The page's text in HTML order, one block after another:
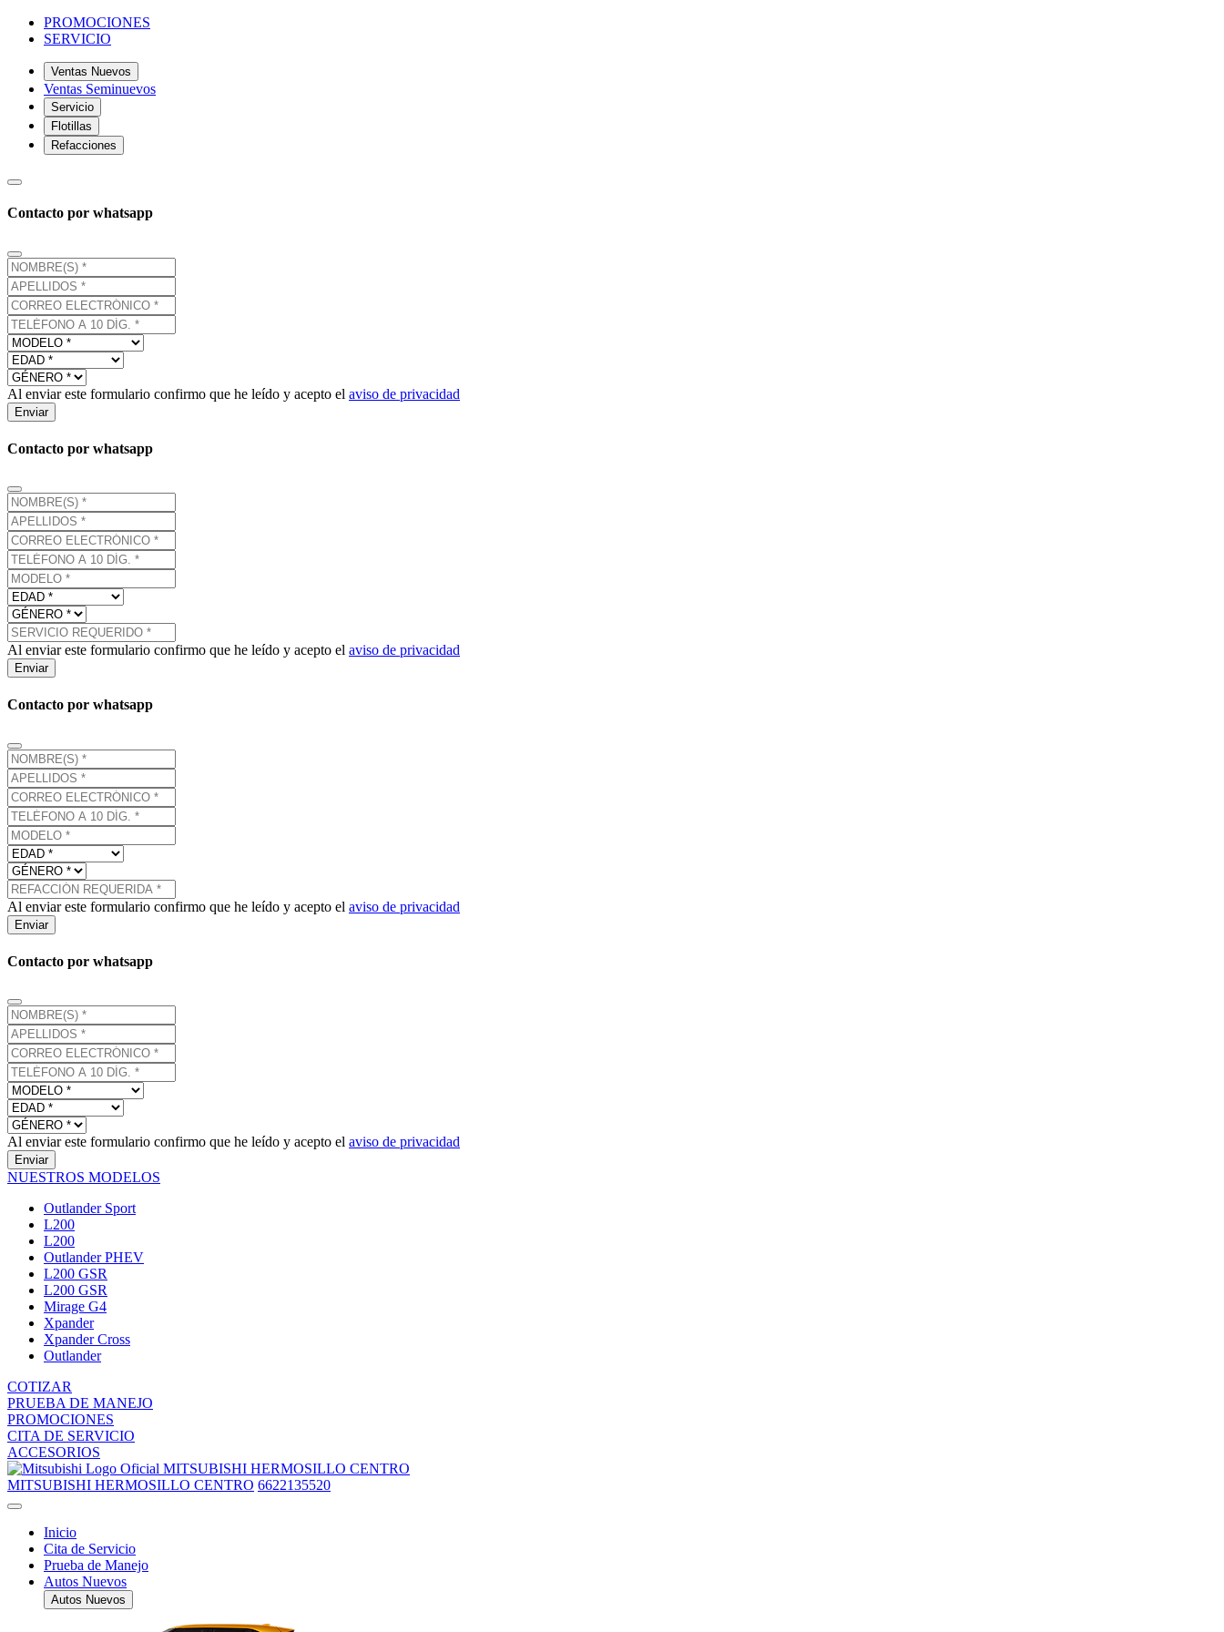
PROMOCIONES
SERVICIO
Ventas Nuevos
Ventas Seminuevos
Servicio
Flotillas
Refacciones
Contacto por whatsapp
Al enviar este formulario confirmo que he leído y acepto el aviso de privacidad
Enviar
Contacto por whatsapp
Al enviar este formulario confirmo que he leído y acepto el aviso de privacidad
Enviar
Contacto por whatsapp
Al enviar este formulario confirmo que he leído y acepto el aviso de privacidad
Enviar
Contacto por whatsapp
Al enviar este formulario confirmo que he leído y acepto el aviso de privacidad
Enviar
NUESTROS MODELOS
Outlander Sport
L200
L200
Outlander PHEV
L200 GSR
L200 GSR
Mirage G4
Xpander
Xpander Cross
Outlander
COTIZAR
PRUEBA DE MANEJO
PROMOCIONES
CITA DE SERVICIO
ACCESORIOS
MITSUBISHI HERMOSILLO CENTRO
MITSUBISHI HERMOSILLO CENTRO 6622135520
Inicio
Cita de Servicio
Prueba de Manejo
Autos Nuevos
Autos Nuevos